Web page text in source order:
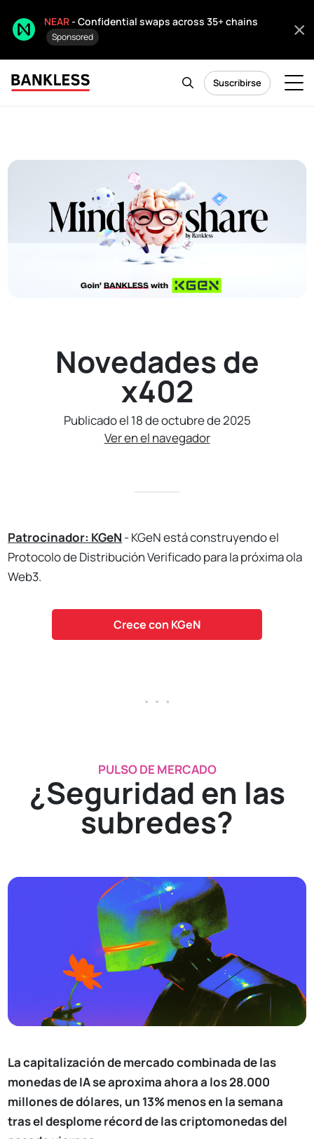
NEAR- Confidential swaps across 35+ chains
Sponsored
Suscribirse
Novedades de
x402
Publicado el 18 de octubre de 2025
Ver en el navegador
Patrocinador: KGeN - KGeN está construyendo el
Protocolo de Distribución Verificado para la próxima ola
Web3.
Crece con KGeN
. . .
PULSO DE MERCADO
¿Seguridad en las
subredes?
La capitalización de mercado combinada de las
monedas de IA se aproxima ahora a los 28.000
millones de dólares, un 13% menos en la semana
tras el desplome récord de las criptomonedas del